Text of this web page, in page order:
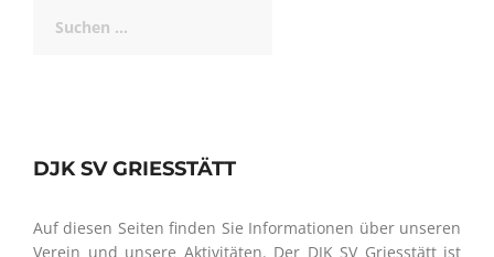
nach:
DJK SV GRIESSTÄTT
Auf diesen Seiten finden Sie Informationen über unseren
Verein und unsere Aktivitäten. Der DJK SV Griesstätt ist